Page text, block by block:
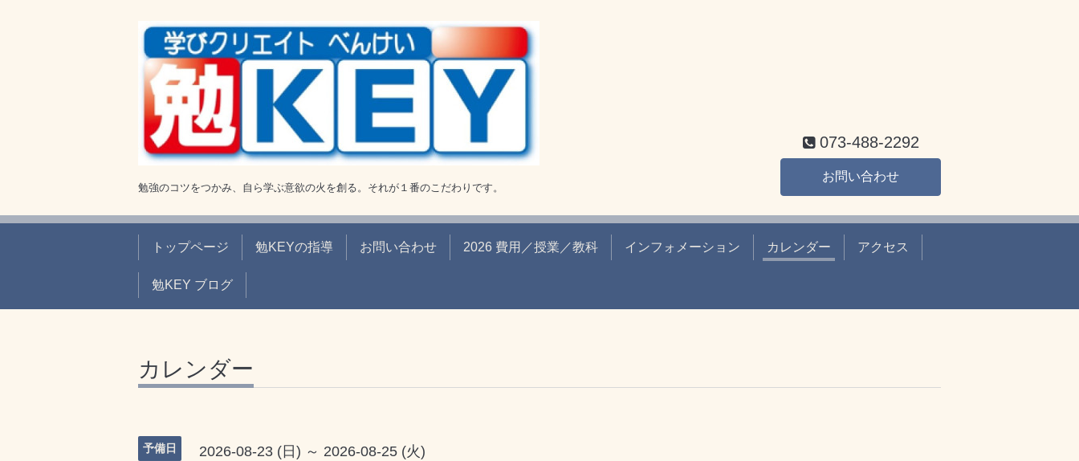
勉強のコツをつかみ、自ら学ぶ意欲の火を創る。それが１番のこだわりです。
073-488-2292
お問い合わせ
トップページ 勉KEYの指導 お問い合わせ 2026 費用／授業／教科 インフォメーション カレンダー アクセス
勉KEY ブログ
カレンダー
予備日 2026-08-23 (日) ～ 2026-08-25 (火)